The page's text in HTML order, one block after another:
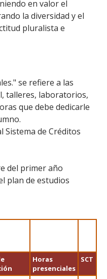
en valor el
la diversidad y el
pluralista e
se refiere a las
talleres, laboratorios,
que debe dedicarle
Sistema de Créditos
del primer año
plan de estudios
Horas
presenciales
SCT